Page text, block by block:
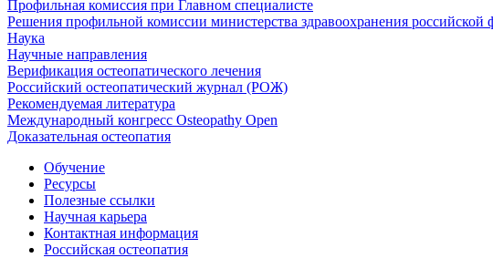
Профильная комиссия при Главном специалисте
Решения профильной комиссии министерства здравоохранения российской
Наука
Научные направления
Верификация остеопатического лечения
Российский остеопатический журнал (РОЖ)
Рекомендуемая литература
Международный конгресс Osteopathy Open
Доказательная остеопатия
Обучение
Ресурсы
Полезные ссылки
Научная карьера
Контактная информация
Российская остеопатия